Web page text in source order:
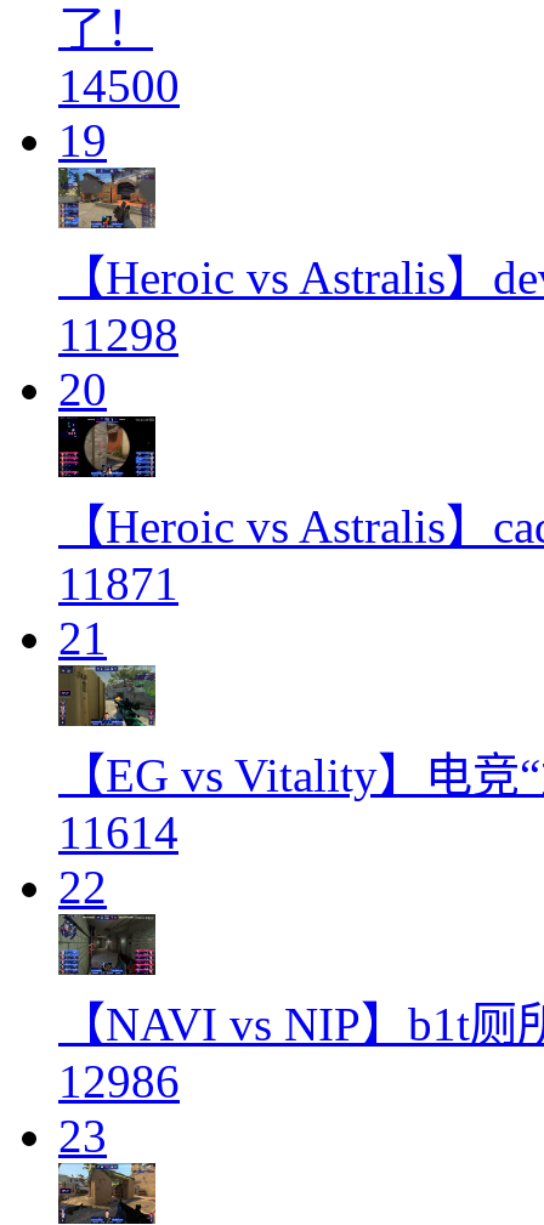
了！
14500
19
【Heroic vs Astralis】
11298
20
【Heroic vs Astralis】
11871
21
【EG vs Vitality】电
11614
22
【NAVI vs NIP】b1t
12986
23